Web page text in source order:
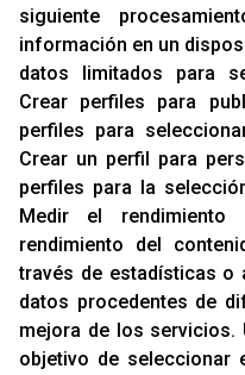
RACING SUPPORT
Aviso Legal
Sobre Nosotros
Cookies
OFICINAS
Edificio París - Oficina 18
siguiente
información en un
datos limitados para
Crear perfiles para
perfiles para
Crear un perfil para
perfiles para la
Medir el rendimiento
rendimiento del
través de estadísticas o
datos procedentes de
mejora de los servicios.
objetivo de seleccionar